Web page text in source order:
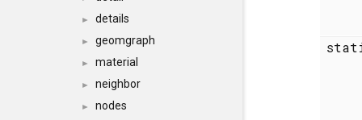
► details
► geomgraph
► material
► neighbor
► nodes